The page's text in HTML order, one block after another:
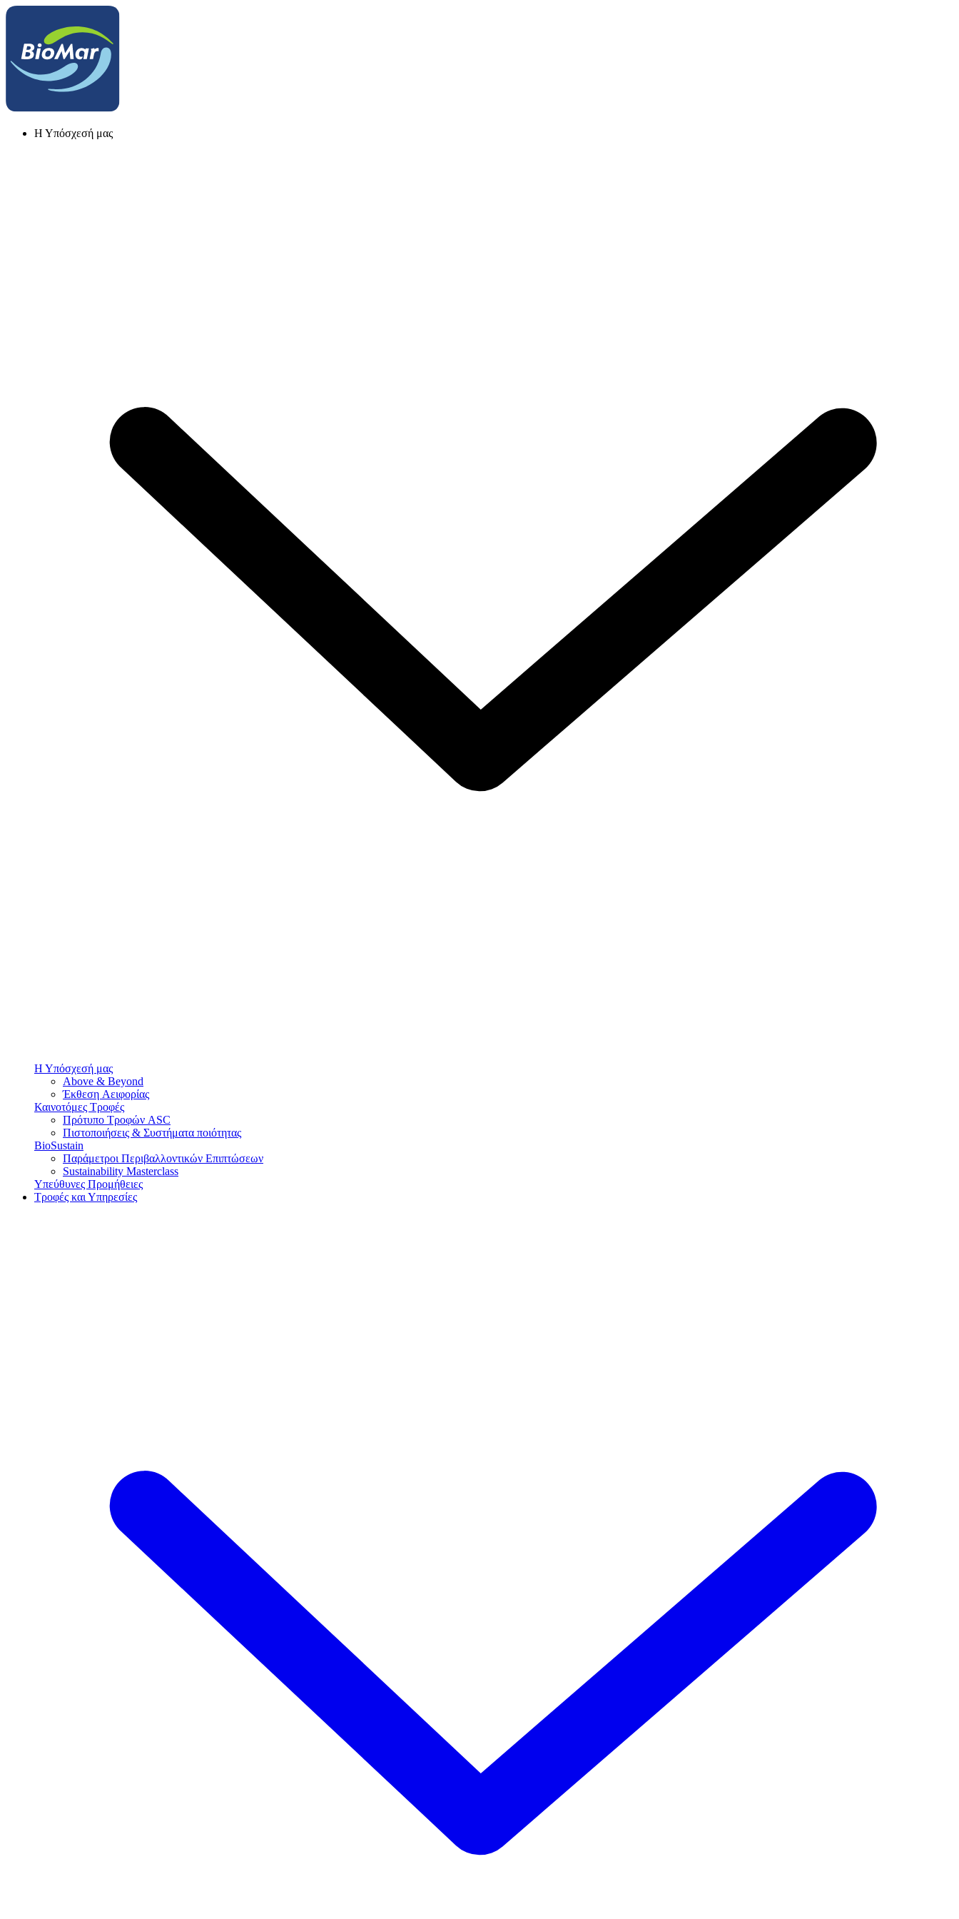
Η Υπόσχεσή μας
Η Υπόσχεσή μας
Above & Beyond
Έκθεση Αειφορίας
Καινοτόμες Τροφές
Πρότυπο Τροφών ASC
Πιστοποιήσεις & Συστήματα ποιότητας
BioSustain
Παράμετροι Περιβαλλοντικών Επιπτώσεων
Sustainability Masterclass
Υπεύθυνες Προμήθειες
Τροφές και Υπηρεσίες